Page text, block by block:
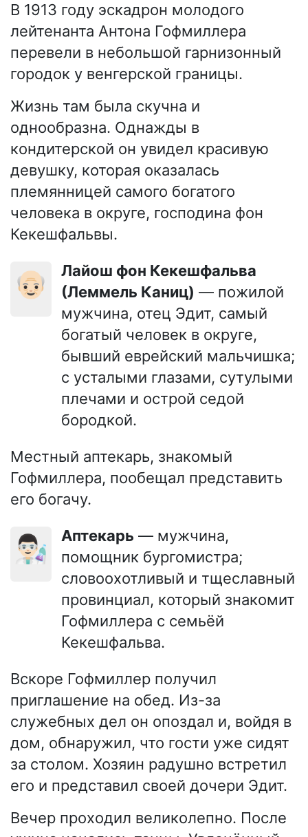
В 1913 году эскадрон молодого
лейтенанта Антона Гофмиллера
перевели в небольшой гарнизонный
городок у венгерской границы.
Жизнь там была скучна и
однообразна. Однажды в
кондитерской он увидел красивую
девушку, которая оказалась
племянницей самого богатого
человека в округе, господина фон
Кекешфальвы.
👴🏻
Лайош фон Кекешфальва
(Леммель Каниц) — пожилой
мужчина, отец Эдит, самый
богатый человек в округе,
бывший еврейский мальчишка;
с усталыми глазами, сутулыми
плечами и острой седой
бородкой.
Местный аптекарь, знакомый
Гофмиллера, пообещал представить
его богачу.
👨🏻‍🔬 Аптекарь — мужчина,
помощник бургомистра;
словоохотливый и тщеславный
провинциал, который знакомит
Гофмиллера с семьёй
Кекешфальва.
Вскоре Гофмиллер получил
приглашение на обед. Из-за
служебных дел он опоздал и, войдя в
дом, обнаружил, что гости уже сидят
за столом. Хозяин радушно встретил
его и представил своей дочери Эдит.
Вечер проходил великолепно. После